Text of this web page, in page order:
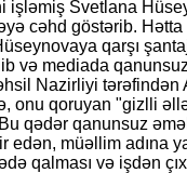
işləmiş Svetlana
cəhd göstərib.
qarşı
və mediada
Nazirliyi tərəfindən
onu qoruyan "gizlli
Bu qədər qanunsuz
edən, müəllim adına
qalması və işdən